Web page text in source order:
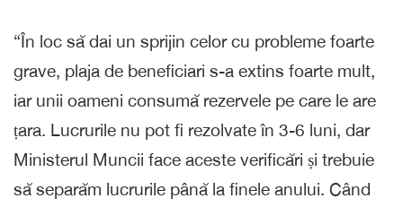
“În loc să dai un sprijin celor cu probleme foarte
grave, plaja de beneficiari s-a extins foarte mult,
iar unii oameni consumă rezervele pe care le are
țara. Lucrurile nu pot fi rezolvate în 3-6 luni, dar
Ministerul Muncii face aceste verificări și trebuie
să separăm lucrurile până la finele anului. Când